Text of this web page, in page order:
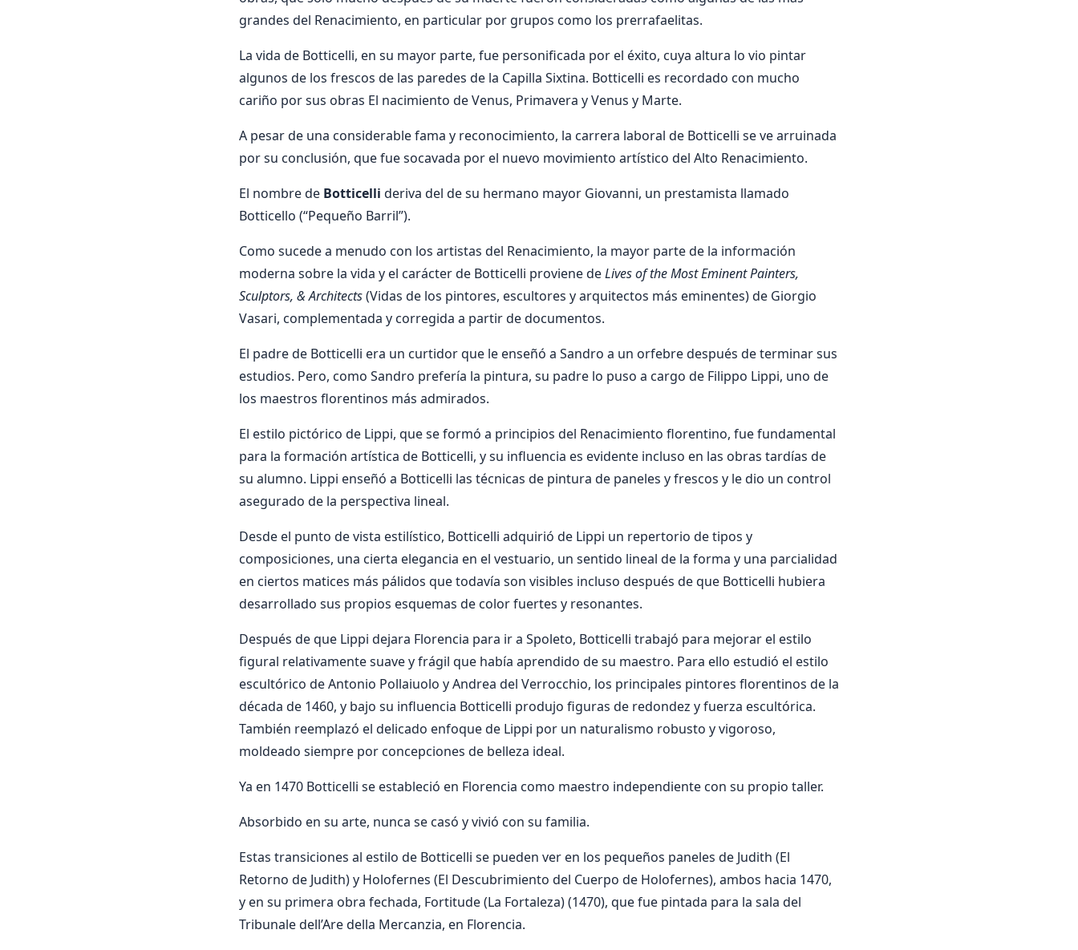
grandes del Renacimiento, en particular por grupos como los prerrafaelitas.
La vida de Botticelli, en su mayor parte, fue personificada por el éxito, cuya altura lo vio pintar
algunos de los frescos de las paredes de la Capilla Sixtina. Botticelli es recordado con mucho
cariño por sus obras El nacimiento de Venus, Primavera y Venus y Marte.
A pesar de una considerable fama y reconocimiento, la carrera laboral de Botticelli se ve arruinada
por su conclusión, que fue socavada por el nuevo movimiento artístico del Alto Renacimiento.
El nombre de Botticelli deriva del de su hermano mayor Giovanni, un prestamista llamado
Botticello (“Pequeño Barril”).
Como sucede a menudo con los artistas del Renacimiento, la mayor parte de la información
moderna sobre la vida y el carácter de Botticelli proviene deLives of the Most Eminent Painters,
Sculptors, & Architects(Vidas de los pintores, escultores y arquitectos más eminentes) de Giorgio
Vasari, complementada y corregida a partir de documentos.
El padre de Botticelli era un curtidor que le enseñó a Sandro a un orfebre después de terminar sus
estudios. Pero, como Sandro prefería la pintura, su padre lo puso a cargo de Filippo Lippi, uno de
los maestros florentinos más admirados.
El estilo pictórico de Lippi, que se formó a principios del Renacimiento florentino, fue fundamental
para la formación artística de Botticelli, y su influencia es evidente incluso en las obras tardías de
su alumno. Lippi enseñó a Botticelli las técnicas de pintura de paneles y frescos y le dio un control
asegurado de la perspectiva lineal.
Desde el punto de vista estilístico, Botticelli adquirió de Lippi un repertorio de tipos y
composiciones, una cierta elegancia en el vestuario, un sentido lineal de la forma y una parcialidad
en ciertos matices más pálidos que todavía son visibles incluso después de que Botticelli hubiera
desarrollado sus propios esquemas de color fuertes y resonantes.
Después de que Lippi dejara Florencia para ir a Spoleto, Botticelli trabajó para mejorar el estilo
figural relativamente suave y frágil que había aprendido de su maestro. Para ello estudió el estilo
escultórico de Antonio Pollaiuolo y Andrea del Verrocchio, los principales pintores florentinos de la
década de 1460, y bajo su influencia Botticelli produjo figuras de redondez y fuerza escultórica.
También reemplazó el delicado enfoque de Lippi por un naturalismo robusto y vigoroso,
moldeado siempre por concepciones de belleza ideal.
Ya en 1470 Botticelli se estableció en Florencia como maestro independiente con su propio taller.
Absorbido en su arte, nunca se casó y vivió con su familia.
Estas transiciones al estilo de Botticelli se pueden ver en los pequeños paneles de Judith (El
Retorno de Judith) y Holofernes (El Descubrimiento del Cuerpo de Holofernes), ambos hacia 1470,
y en su primera obra fechada, Fortitude (La Fortaleza) (1470), que fue pintada para la sala del
Tribunale dell’Are della Mercanzia, en Florencia.